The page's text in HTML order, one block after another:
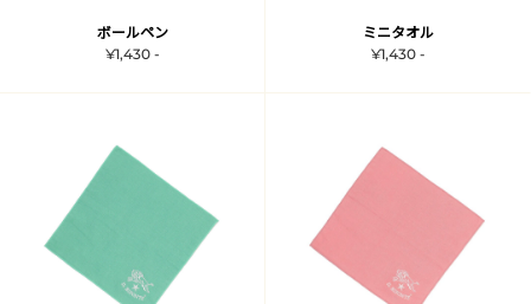
ボールペン
¥1,430 -
ミニタオル
¥1,430 -